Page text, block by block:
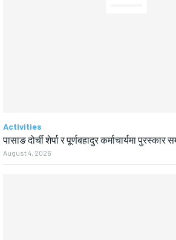
Activities
पासाङ दोर्ची शेर्पा र पूर्णबहादुर कर्माचार्यमा पुरस्कार
August 4, 2026